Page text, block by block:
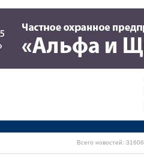
Всего новостей: 31606